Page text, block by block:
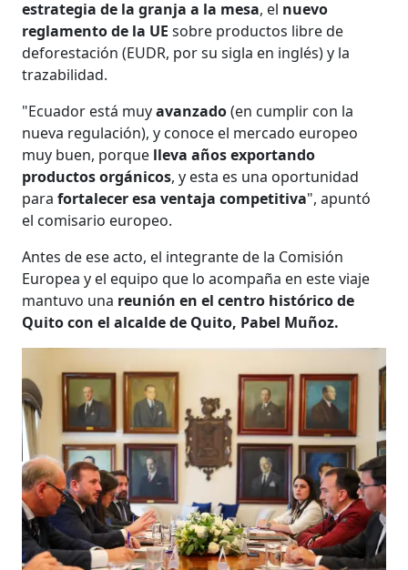
estrategia de la granja a la mesa, el nuevo
reglamento de la UE sobre productos libre de
deforestación (EUDR, por su sigla en inglés) y la
trazabilidad.
"Ecuador está muyavanzado(en cumplir con la
nueva regulación), y conoce el mercado europeo
muy buen, porque lleva años exportando
productos orgánicos, y esta es una oportunidad
parafortalecer esa ventaja competitiva", apuntó
el comisario europeo.
Antes de ese acto, el integrante de la Comisión
Europea y el equipo que lo acompaña en este viaje
mantuvo una reunión en el centro histórico de
Quito con el alcalde de Quito, Pabel Muñoz.